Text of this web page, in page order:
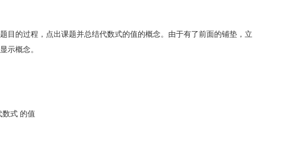
目的过程，点出课题并总结代数式的值的概念。由于有了前面的铺垫，立
示概念。
数式 的值